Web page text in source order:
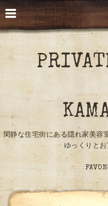
閑静な住宅街にある隠れ家美容
ゆっくりとお